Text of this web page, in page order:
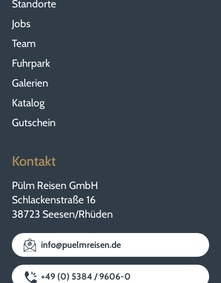
Standorte
Jobs
Team
Fuhrpark
Galerien
Katalog
Gutschein
Kontakt
Pülm Reisen GmbH
Schlackenstraße 16
38723 Seesen/Rhüden
info@puelmreisen.de
+49 (0) 5384 / 9606-0